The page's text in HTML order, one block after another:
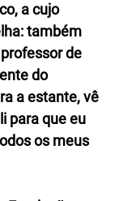
a cujo
também
de
do
a estante, vê
para que eu
os meus